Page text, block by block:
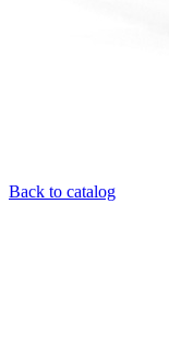
Back to catalog